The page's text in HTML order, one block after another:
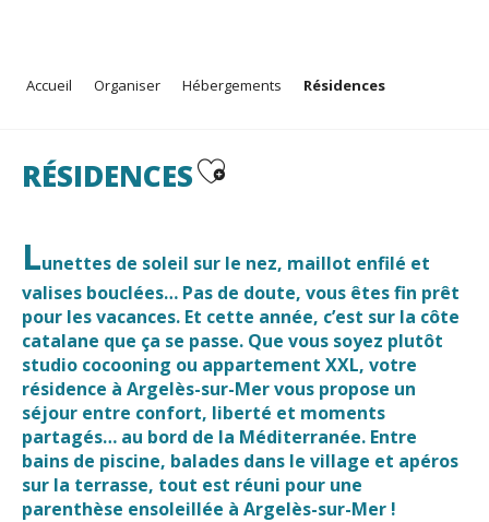
Accueil Organiser Hébergements Résidences
RÉSIDENCES Ajouter aux favoris
Lunettes de soleil sur le nez, maillot enfilé et
valises bouclées… Pas de doute, vous êtes fin prêt
pour les vacances. Et cette année, c’est sur la côte
catalane que ça se passe. Que vous soyez plutôt
studio cocooning ou appartement XXL, votre
résidence à Argelès-sur-Mervous propose un
séjour entre confort, liberté et moments
partagés… au bord de la Méditerranée. Entre
bains de piscine, balades dans le village et apéros
sur la terrasse, tout est réuni pour une
parenthèse ensoleillée à Argelès-sur-Mer !